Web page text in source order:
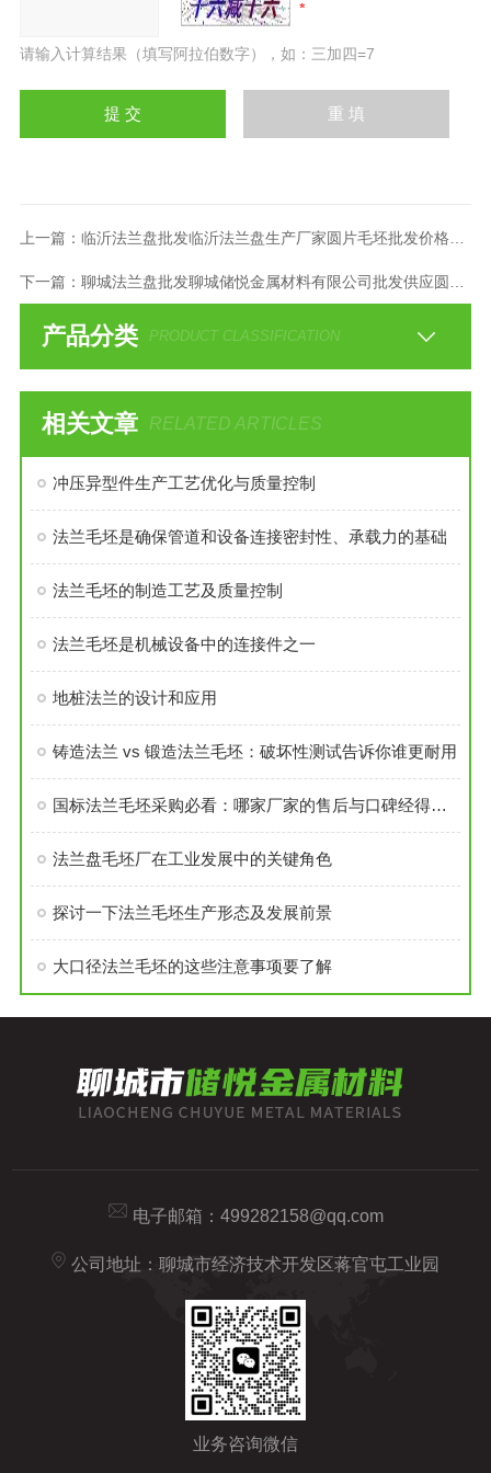
请输入计算结果（填写阿拉伯数字），如：三加四=7
上一篇： 临沂法兰盘批发临沂法兰盘生产厂家圆片毛坯批发价格冲压件
下一篇： 聊城法兰盘批发聊城储悦金属材料有限公司批发供应圆盘毛坯
产品分类 PRODUCT CLASSIFICATION
相关文章 RELATED ARTICLES
冲压异型件生产工艺优化与质量控制
法兰毛坯是确保管道和设备连接密封性、承载力的基础
法兰毛坯的制造工艺及质量控制
法兰毛坯是机械设备中的连接件之一
地桩法兰的设计和应用
铸造法兰 vs 锻造法兰毛坯：破坏性测试告诉你谁更耐用
国标法兰毛坯采购必看：哪家厂家的售后与口碑经得起考验？
法兰盘毛坯厂在工业发展中的关键角色
探讨一下法兰毛坯生产形态及发展前景
大口径法兰毛坯的这些注意事项要了解
电子邮箱： 499282158@qq.com
公司地址：聊城市经济技术开发区蒋官屯工业园
业务咨询微信